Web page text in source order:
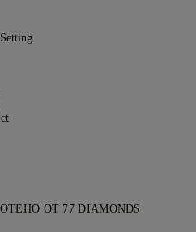
ОТ 77 DIAMONDS